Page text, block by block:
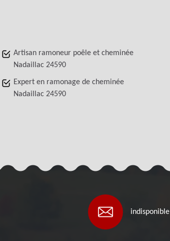
Artisan ramoneur poêle et cheminée
Nadaillac 24590
Expert en ramonage de cheminée
Nadaillac 24590
indisponible